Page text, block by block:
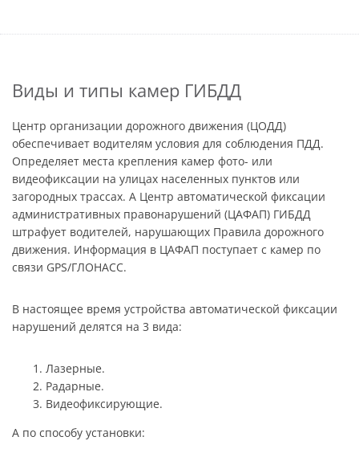
Виды и типы камер ГИБДД
Центр организации дорожного движения (ЦОДД)
обеспечивает водителям условия для соблюдения ПДД.
Определяет места крепления камер фото- или
видеофиксации на улицах населенных пунктов или
загородных трассах. А Центр автоматической фиксации
административных правонарушений (ЦАФАП) ГИБДД
штрафует водителей, нарушающих Правила дорожного
движения. Информация в ЦАФАП поступает с камер по
связи GPS/ГЛОНАСС.
В настоящее время устройства автоматической фиксации
нарушений делятся на 3 вида:
Лазерные.
Радарные.
Видеофиксирующие.
А по способу установки: